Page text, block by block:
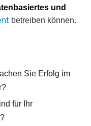
und
betreiben können.
Sie Erfolg im
für Ihr